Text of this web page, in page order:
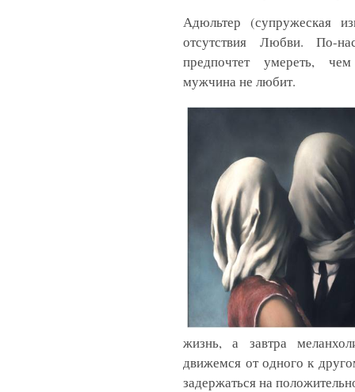
Адюльтер (супружеская
отсутствия Любви. По-
предпочтет умереть,
мужчина не любит.
жизнь, а завтра
движемся от одного к
задержаться на